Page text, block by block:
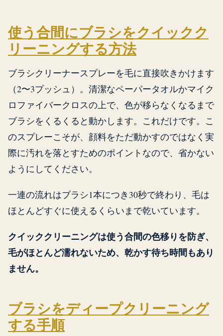
使う合間にブラシをクイックク
リーニングする方法
ブラシクリーナースプレーを毛に直接吹きかけます
（2〜3プッシュ）。清潔なペーパータオルかマイク
ロファイバークロスの上で、色が移らなくなるまで
ブラシをくるくると動かします。これだけです。こ
のスプレーこそが、顔料をただ動かすのではなく実
際に汚れを落とすためのポイントなので、省かない
ようにしてください。
一連の流れはブラシ1本につき30秒で終わり、毛は
ほとんどすぐに使えるくらいまで乾いています。
クイッククリーニングは使う合間の色移りを防ぎ、
毛がほとんど濡れないため、乾かす待ち時間もあり
ません。
ブラシをディープクリーニング
する手順